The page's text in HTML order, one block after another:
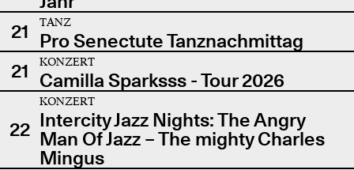
21
TANZ
Pro Senectute Tanznachmittag
21
KONZERT
Camilla Sparksss - Tour 2026
22
KONZERT
Intercity Jazz Nights: The Angry
Man Of Jazz – The mighty Charles
Mingus